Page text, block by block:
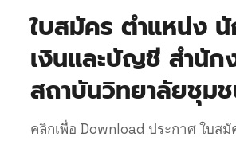
ใบสมัคร ตำแหน่ง นั
เงินและบัญชี สำนัก
สถาบันวิทยาลัยชุม
คลิกเพื่อ Download ประกาศ ใบสมั